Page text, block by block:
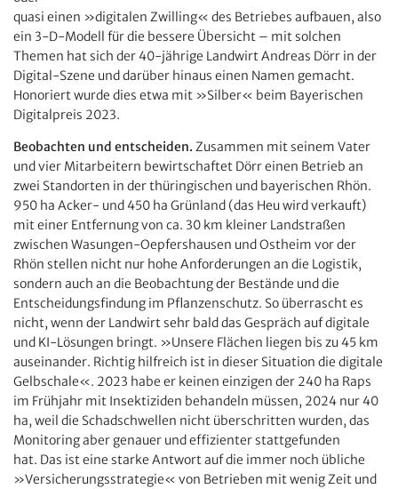
quasi einen »digitalen Zwilling« des Betriebes aufbauen, also
ein 3-D-Modell für die bessere Übersicht – mit solchen
Themen hat sich der 40-jährige Landwirt Andreas Dörr in der
Digital-Szene und darüber hinaus einen Namen gemacht.
Honoriert wurde dies etwa mit »Silber« beim Bayerischen
Digitalpreis 2023.
Beobachten und entscheiden. Zusammen mit seinem Vater
und vier Mitarbeitern bewirtschaftet Dörr einen Betrieb an
zwei Standorten in der thüringischen und bayerischen Rhön.
950 ha Acker- und 450 ha Grünland (das Heu wird verkauft)
mit einer Entfernung von ca. 30 km kleiner Landstraßen
zwischen Wasungen-Oepfershausen und Ostheim vor der
Rhön stellen nicht nur hohe Anforderungen an die Logistik,
sondern auch an die Beobachtung der Bestände und die
Entscheidungsfindung im Pflanzenschutz. So überrascht es
nicht, wenn der Landwirt sehr bald das Gespräch auf digitale
und KI-Lösungen bringt. »Unsere Flächen liegen bis zu 45 km
auseinander. Richtig hilfreich ist in dieser Situation die digitale
Gelbschale«. 2023 habe er keinen einzigen der 240 ha Raps
im Frühjahr mit Insektiziden behandeln müssen, 2024 nur 40
ha, weil die Schadschwellen nicht überschritten wurden, das
Monitoring aber genauer und effizienter stattgefunden
hat. Das ist eine starke Antwort auf die immer noch übliche
»Versicherungsstrategie« von Betrieben mit wenig Zeit und